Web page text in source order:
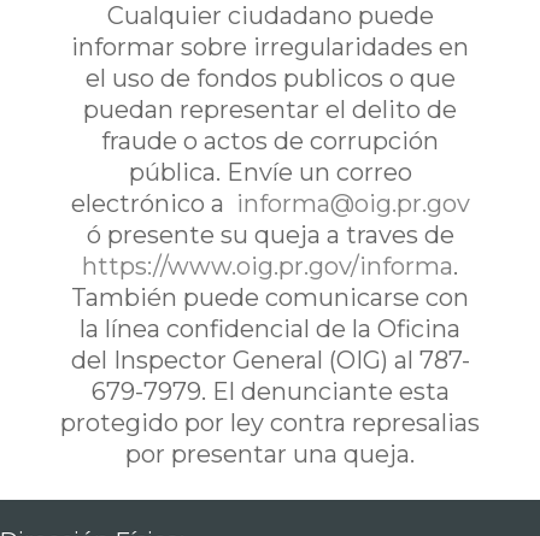
Cualquier ciudadano puede
informar sobre irregularidades en
el uso de fondos publicos o que
puedan representar el delito de
fraude o actos de corrupción
pública. Envíe un correo
electrónico a informa@oig.pr.gov
ó presente su queja a traves de
https://www.oig.pr.gov/informa.
También puede comunicarse con
la línea confidencial de la Oficina
del Inspector General (OIG) al 787-
679-7979. El denunciante esta
protegido por ley contra represalias
por presentar una queja.